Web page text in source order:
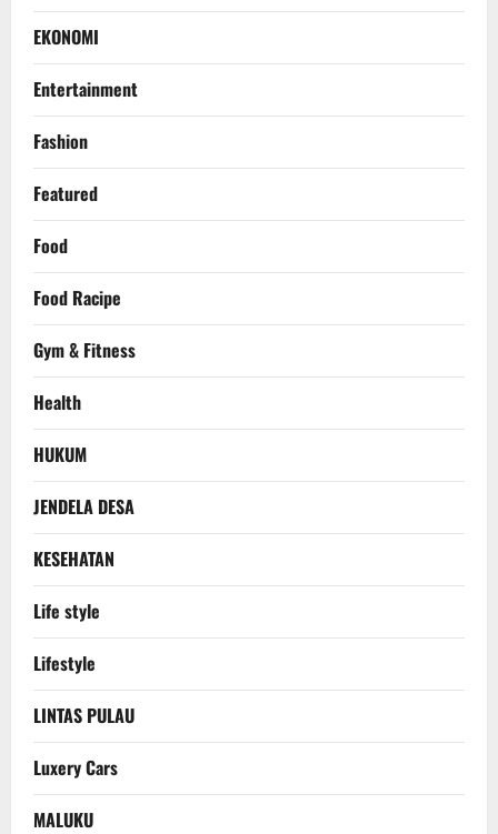
EKONOMI
Entertainment
Fashion
Featured
Food
Food Racipe
Gym & Fitness
Health
HUKUM
JENDELA DESA
KESEHATAN
Life style
Lifestyle
LINTAS PULAU
Luxery Cars
MALUKU